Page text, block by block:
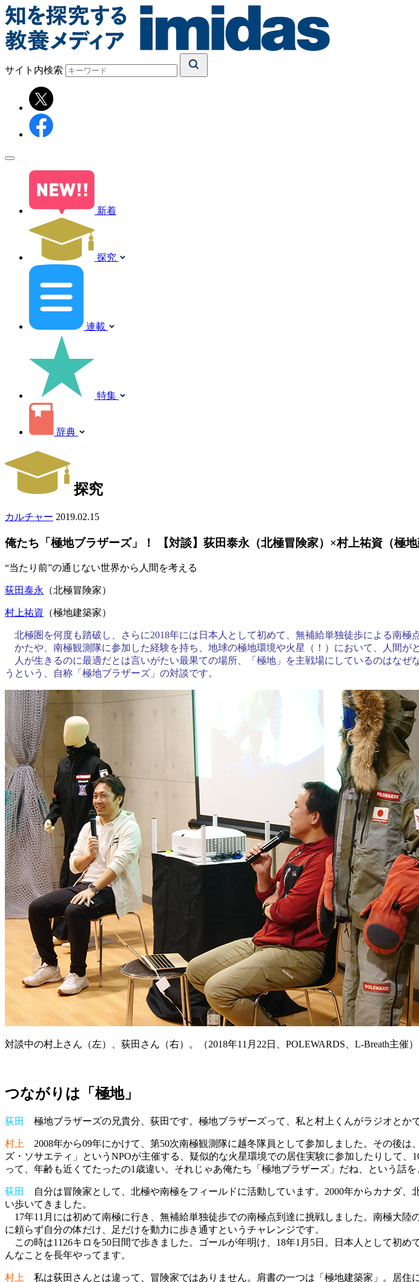
サイト内検索
新着
探究
連載
特集
辞典
探究
カルチャー 2019.02.15
俺たち「極地ブラザーズ」！ 【対談】荻田泰永（北極冒険家）×村上祐資（極地
“当たり前”の通じない世界から人間を考える
荻田泰永 （北極冒険家）
村上祐資 （極地建築家）
北極圏を何度も踏破し、さらに2018年には日本人として初めて、無補給単独徒歩による南極
かたや、 南極観測隊に参加した経験を持ち、地球の極地環境や火星（！）において、人間が
人が生きるのに最適だとは言いがたい最果ての場所、「極地」を主戦場にしているのはな
うという、自称「極地ブラザーズ」の対談です。
対談中の村上さん（左）、荻田さん（右）。（2018年11月22日、POLEWARDS、L-Breath主催）
つながりは「極地」
荻田 極地ブラザーズの兄貴分、荻田です。極地ブラザーズって、私と村上くんがラジオと
村上
2008年から09年にかけて、第50次南極観測隊に越冬隊員として参加しました。その後
ズ・ソサエティ」というNPOが主催する、疑似的な火星環境での居住実験に参加したりして
って、年齢も近くてたったの1歳違い。それじゃあ俺たち「極地ブラザーズ」だね、という話を
荻田
自分は冒険家として、北極や南極をフィールドに活動しています。2000年からカナダ
い歩いてきました。
17年11月には初めて南極に行き、無補給単独徒歩での南極点到達に挑戦しました。南極大
に頼らず自分の体だけ、足だけを動力に歩き通すというチャレンジです。
この時は1126キロを50日間で歩きました。ゴールが年明け、18年1月5日。日本人として初
んなことを長年やってます。
村上
私は荻田さんとは違って、冒険家ではありません。肩書の一つは「極地建築家」。居